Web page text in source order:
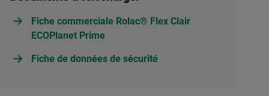
Fiche commerciale Rolac® Flex Clair
ECOPlanet Prime
Fiche de données de sécurité